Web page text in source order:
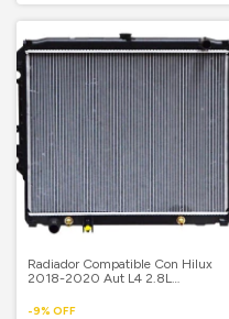
Radiador Compatible Con Hilux
2018-2020 Aut L4 2.8L
-9% OFF